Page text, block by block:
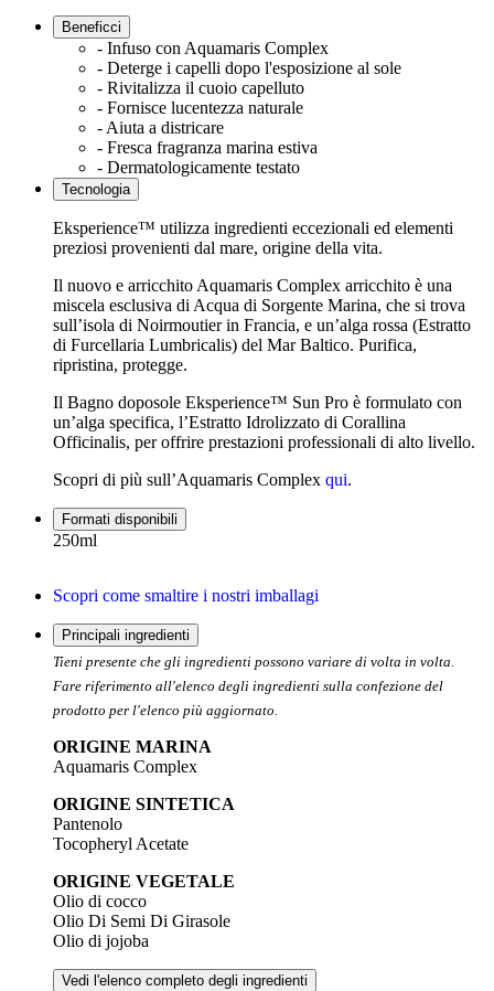
Beneficci
- Infuso con Aquamaris Complex
- Deterge i capelli dopo l'esposizione al sole
- Rivitalizza il cuoio capelluto
- Fornisce lucentezza naturale
- Aiuta a districare
- Fresca fragranza marina estiva
- Dermatologicamente testato
Tecnologia
Eksperience™ utilizza ingredienti eccezionali ed elementi
preziosi provenienti dal mare, origine della vita.
Il nuovo e arricchito Aquamaris Complex arricchito è una
miscela esclusiva di Acqua di Sorgente Marina, che si trova
sull’isola di Noirmoutier in Francia, e un’alga rossa (Estratto
di Furcellaria Lumbricalis) del Mar Baltico. Purifica,
ripristina, protegge.
Il Bagno doposole Eksperience™ Sun Pro è formulato con
un’alga specifica, l’Estratto Idrolizzato di Corallina
Officinalis, per offrire prestazioni professionali di alto livello.
Scopri di più sull’Aquamaris Complex qui.
Formati disponibili
250ml
Scopri come smaltire i nostri imballagi
Principali ingredienti
Tieni presente che gli ingredienti possono variare di volta in volta.
Fare riferimento all'elenco degli ingredienti sulla confezione del
prodotto per l'elenco più aggiornato.
ORIGINE MARINA
Aquamaris Complex
ORIGINE SINTETICA
Pantenolo
Tocopheryl Acetate
ORIGINE VEGETALE
Olio di cocco
Olio Di Semi Di Girasole
Olio di jojoba
Vedi l'elenco completo degli ingredienti